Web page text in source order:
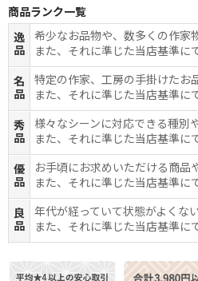
商品ランク一覧
逸
品
希少なお品物や、数多くの作家
また、それに準じた当店基準に
名
品
特定の作家、工房の手掛けたお
また、それに準じた当店基準に
秀
品
様々なシーンに対応できる種別
また、それに準じた当店基準に
優
品
お手頃にお求めいただける商品
また、それに準じた当店基準に
良
品
年代が経っていて状態がよくな
また、それに準じた当店基準に